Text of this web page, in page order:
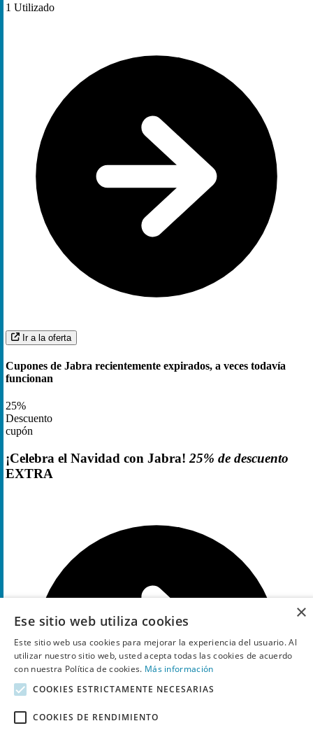
1 Utilizado
Ir a la oferta
Cupones de Jabra recientemente expirados, a veces todavía
funcionan
25%
Descuento
cupón
¡Celebra el Navidad con Jabra! 25% de descuento
EXTRA
×
Ese sitio web utiliza cookies
Este sitio web usa cookies para mejorar la experiencia del usuario. Al
utilizar nuestro sitio web, usted acepta todas las cookies de acuerdo
con nuestra Política de cookies. Más información
COOKIES ESTRICTAMENTE NECESARIAS
COOKIES DE RENDIMIENTO